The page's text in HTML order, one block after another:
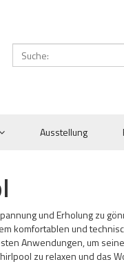
Ausstellung
und Erholung zu
komfortablen und
Anwendungen, um
zu relaxen und das